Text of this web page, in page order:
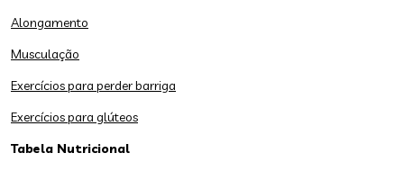
Alongamento
Musculação
Exercícios para perder barriga
Exercícios para glúteos
Tabela Nutricional